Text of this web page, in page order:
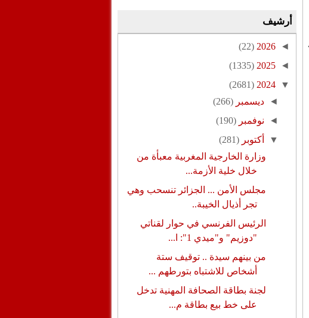
أرشيف
◄
2026
(22)
◄
2025
(1335)
▼
2024
(2681)
◄ديسمبر(266)
◄ نوفمبر(190)
▼
أكتوبر(281)
وزارة الخارجية المغربية معبأة من
خلال خلية الأزمة...
مجلس الأمن ... الجزائر تنسحب وهي
تجر أذيال الخيبة..
الرئيس الفرنسي في حوار لقناتي
"دوزيم" و"ميدي 1": ا...
من بينهم سيدة .. توقيف ستة
أشخاص للاشتباه بتورطهم ...
لجنة بطاقة الصحافة المهنية تدخل
على خط بيع بطاقة م...